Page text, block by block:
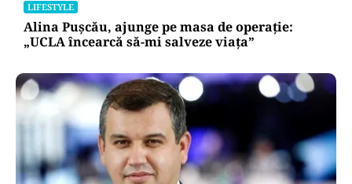
LIFESTYLE
Alina Pușcău, ajunge pe masa de operație:
„UCLA încearcă să-mi salveze viața”